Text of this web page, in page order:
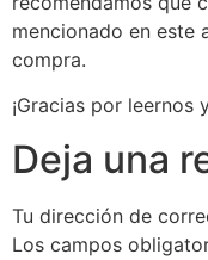
mencionado en este
compra.
¡Gracias por leernos
Deja una
Tu dirección de
Los campos